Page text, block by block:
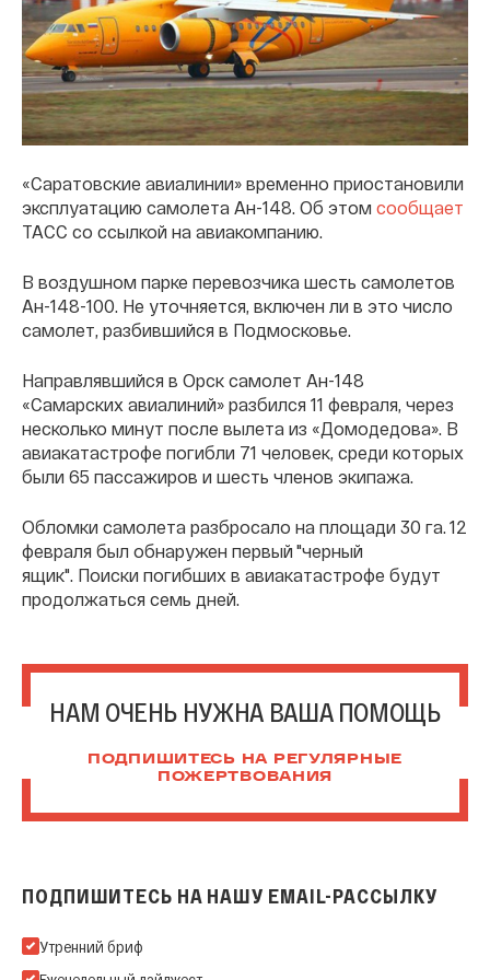
«Саратовские авиалинии» временно приостановили
эксплуатацию самолета Ан-148. Об этом сообщает
ТАСС со ссылкой на авиакомпанию.
В воздушном парке перевозчика шесть самолетов
Ан-148-100. Не уточняется, включен ли в это число
самолет, разбившийся в Подмосковье.
Направлявшийся в Орск самолет Ан-148
«Самарских авиалиний» разбился 11 февраля, через
несколько минут после вылета из «Домодедова». В
авиакатастрофе погибли 71 человек, среди которых
были 65 пассажиров и шесть членов экипажа.
Обломки самолета разбросало на площади 30 га. 12
февраля был обнаружен первый "черный
ящик". Поиски погибших в авиакатастрофе будут
продолжаться семь дней.
НАМ ОЧЕНЬ НУЖНА ВАША ПОМОЩЬ
ПОДПИШИТЕСЬ НА РЕГУЛЯРНЫЕ
ПОЖЕРТВОВАНИЯ
ПОДПИШИТЕСЬ НА НАШУ EMAIL-РАССЫЛКУ
Подпишитесь на нашу Email-рассылку
Утренний бриф